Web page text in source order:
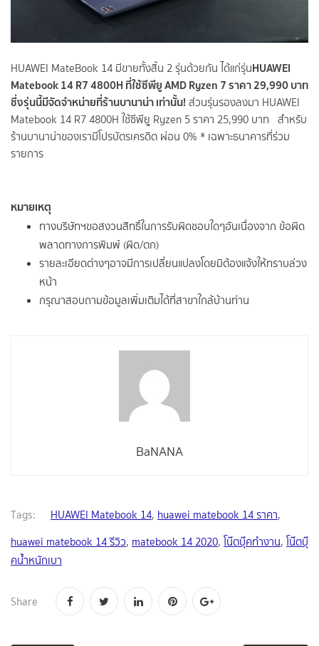
HUAWEI MateBook 14 มีขายทั้งสิ้น 2 รุ่นด้วยกัน ได้แก่รุ่นHUAWEI
Matebook 14 R7 4800H ที่ใช้ซีพียู AMD Ryzen 7 ราคา 29,990 บาท
ซึ่งรุ่นนี้มีจัดจำหน่ายที่ร้านบานาน่า เท่านั้น!ส่วนรุ่นรองลงมา HUAWEI
Matebook 14 R7 4800H ใช้ซีพียุู Ryzen 5 ราคา 25,990 บาท สำหรับ
ร้านบานาน่าของเรามีโปรบัตรเครดิต ผ่อน 0% * เฉพาะธนาคารที่ร่วม
รายการ
หมายเหตุ
ทางบริษัทฯขอสงวนสิทธิ์ในการรับผิดชอบใดๆอันเนื่องจาก ข้อผิด
พลาดทางการพิมพ์ (ผิด/ตก)
รายละเอียดต่างๆอาจมีการเปลี่ยนแปลงโดยมิต้องแจ้งให้ทราบล่วง
หน้า
กรุณาสอบถามข้อมูลเพิ่มเติมได้ที่สาขาใกล้บ้านท่าน
BaNANA
Tags: HUAWEI Matebook 14, huawei matebook 14 ราคา,
huawei matebook 14 รีวิว, matebook 14 2020, โน๊ตบุ๊คทำงาน, โน๊ตบุ๊
คน้ำหนักเบา
Share